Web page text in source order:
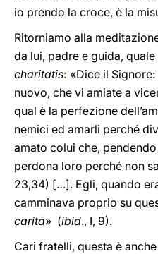
io prendo la croce, è la
Ritorniamo alla
da lui, padre e guida,
charitatis: «Dice il
nuovo, che vi amiate a
qual è la perfezione
nemici ed amarli perché
amato colui che,
perdona loro perché non
23,34) […]. Egli, quando
camminava proprio su
carità» (ibid., I, 9).
Cari fratelli, questa è